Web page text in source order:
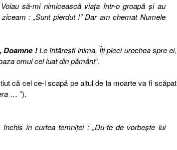
să-mi nimicească viaţa într-o groapă şi au
: „Sunt pierdut !” Dar am chemat Numele
Doamne !Le întăreşti inima, Îţi pleci urechea spre ei,
omul cel luat din pământ”.
că cel ce-l scapă pe altul de la moarte va fi scăpat
… ”).
în curtea temniţei : „Du-te de vorbeşte lui